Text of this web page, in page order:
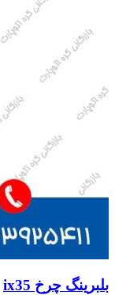
بلبرینگ چرخ ix35